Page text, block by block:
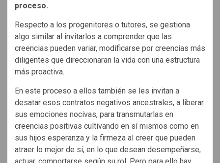
proceso.
Respecto a los progenitores o tutores, se gestiona
algo similar al invitarlos a comprender que las
creencias pueden variar, modificarse por creencias más
diligentes que direccionaran la vida con una estructura
más proactiva.
En este proceso a ellos también se les invitan a
desatar esos contratos negativos ancestrales, a liberar
sus emociones nocivas, para transmutarlas en
creencias positivas cultivando en sí mismos como en
sus hijos esperanza y la firmeza al creer que pueden
atraer lo mejor de sí, en lo que desean desempeñarse,